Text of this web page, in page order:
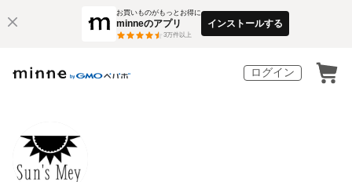
お買いものがもっとお得に
minneのアプリ
3万件以上
インストールする
ログイン